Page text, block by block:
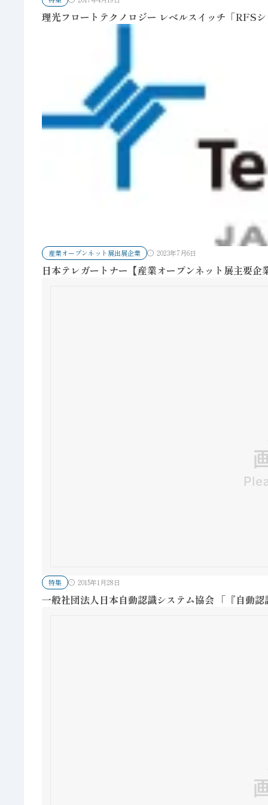
理光フロートテクノロジー レベルスイッチ「RFS
産業オープンネット展出展企業 2023年7月6日
日本テレガートナー【産業オープンネット展主要企
特集 2015年1月28日
一般社団法人日本自動認識システム協会 「『自動